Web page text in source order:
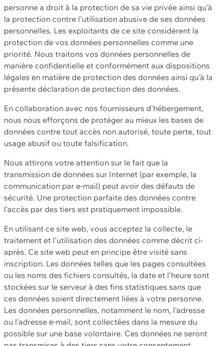
personne a droit à la protection de sa vie privée ainsi qu'à
la protection contre l'utilisation abusive de ses données
personnelles. Les exploitants de ce site considèrent la
protection de vos données personnelles comme une
priorité. Nous traitons vos données personnelles de
manière confidentielle et conformément aux dispositions
légales en matière de protection des données ainsi qu'à la
présente déclaration de protection des données.
En collaboration avec nos fournisseurs d'hébergement,
nous nous efforçons de protéger au mieux les bases de
données contre tout accès non autorisé, toute perte, tout
usage abusif ou toute falsification.
Nous attirons votre attention sur le fait que la
transmission de données sur Internet (par exemple, la
communication par e-mail) peut avoir des défauts de
sécurité. Une protection parfaite des données contre
l'accès par des tiers est pratiquement impossible.
En utilisant ce site web, vous acceptez la collecte, le
traitement et l'utilisation des données comme décrit ci-
après. Ce site web peut en principe être visité sans
inscription. Les données telles que les pages consultées
ou les noms des fichiers consultés, la date et l'heure sont
stockées sur le serveur à des fins statistiques sans que
ces données soient directement liées à votre personne.
Les données personnelles, notamment le nom, l'adresse
ou l'adresse e-mail, sont collectées dans la mesure du
possible sur une base volontaire. Ces données ne seront